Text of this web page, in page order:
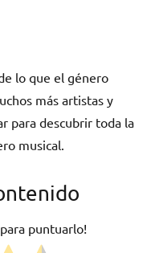
lo que el género
más artistas y
para descubrir toda la
musical.
puntuarlo!